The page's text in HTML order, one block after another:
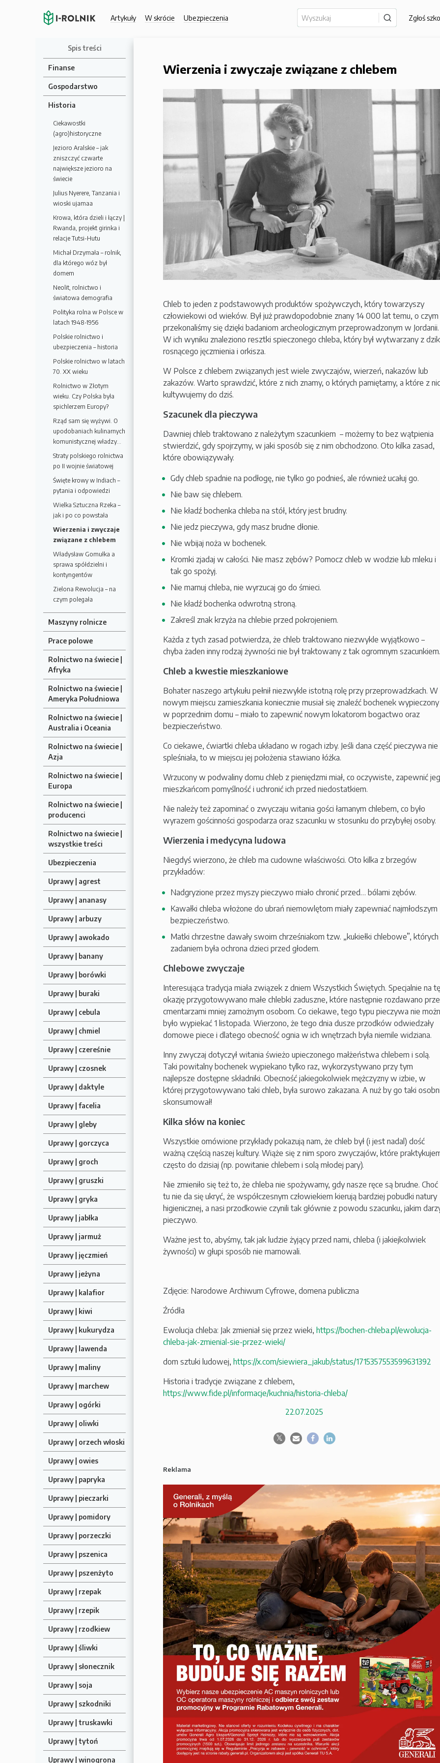
Artykuły W skrócie Ubezpieczenia Zgłoś
Spis treści
Finanse
Gospodarstwo
Historia
Ciekawostki
(agro)historyczne
Jezioro Aralskie – jak
zniszczyć czwarte
największe jezioro na
świecie
Julius Nyerere, Tanzania i
wioski ujamaa
Krowa, która dzieli i łączy |
Rwanda, projekt girinka i
relacje Tutsi-Hutu
Michał Drzymała – rolnik,
dla którego wóz był
domem
Neolit, rolnictwo i
światowa demografia
Polityka rolna w Polsce w
latach 1948-1956
Polskie rolnictwo i
ubezpieczenia – historia
Polskie rolnictwo w latach
70. XX wieku
Rolnictwo w Złotym
wieku. Czy Polska była
spichlerzem Europy?
Rząd sam się wyżywi. O
upodobaniach kulinarnych
komunistycznej władzy…
Straty polskiego rolnictwa
po II wojnie światowej
Święte krowy w Indiach –
pytania i odpowiedzi
Wielka Sztuczna Rzeka –
jak i po co powstała
Wierzenia i zwyczaje
związane z chlebem
Władysław Gomułka a
sprawa spółdzielni i
kontyngentów
Zielona Rewolucja – na
czym polegała
Maszyny rolnicze
Prace polowe
Rolnictwo na świecie |
Afryka
Rolnictwo na świecie |
Ameryka Południowa
Rolnictwo na świecie |
Australia i Oceania
Rolnictwo na świecie |
Azja
Rolnictwo na świecie |
Europa
Rolnictwo na świecie |
producenci
Rolnictwo na świecie |
wszystkie treści
Ubezpieczenia
Uprawy | agrest
Uprawy | ananasy
Uprawy | arbuzy
Uprawy | awokado
Uprawy | banany
Uprawy | borówki
Uprawy | buraki
Uprawy | cebula
Uprawy | chmiel
Uprawy | czereśnie
Uprawy | czosnek
Uprawy | daktyle
Uprawy | facelia
Uprawy | gleby
Uprawy | gorczyca
Uprawy | groch
Uprawy | gruszki
Uprawy | gryka
Uprawy | jabłka
Uprawy | jarmuż
Uprawy | jęczmień
Uprawy | jeżyna
Uprawy | kalafior
Uprawy | kiwi
Uprawy | kukurydza
Uprawy | lawenda
Uprawy | maliny
Uprawy | marchew
Uprawy | ogórki
Uprawy | oliwki
Uprawy | orzech włoski
Uprawy | owies
Uprawy | papryka
Uprawy | pieczarki
Uprawy | pomidory
Uprawy | porzeczki
Uprawy | pszenica
Uprawy | pszenżyto
Uprawy | rzepak
Uprawy | rzepik
Uprawy | rzodkiew
Uprawy | śliwki
Uprawy | słonecznik
Uprawy | soja
Uprawy | szkodniki
Uprawy | truskawki
Uprawy | tytoń
Uprawy | winogrona
Wierzenia i zwyczaje związane z chlebem
Chleb to jeden z podstawowych produktów spożywczych, który towarzyszy
człowiekowi od wieków. Był już prawdopodobnie znany 14 000 lat temu, o czym
przekonaliśmy się dzięki badaniom archeologicznym przeprowadzonym w Jordanii.
W ich wyniku znaleziono resztki spieczonego chleba, który był wytwarzany z
rosnącego jęczmienia i orkisza.
W Polsce z chlebem związanych jest wiele zwyczajów, wierzeń, nakazów lub
zakazów. Warto sprawdzić, które z nich znamy, o których pamiętamy, a które z
kultywujemy do dziś.
Szacunek dla pieczywa
Dawniej chleb traktowano z należytym szacunkiem – możemy to bez wątpienia
stwierdzić, gdy spojrzymy, w jaki sposób się z nim obchodzono. Oto kilka zasad,
które obowiązywały.
Gdy chleb spadnie na podłogę, nie tylko go podnieś, ale również ucałuj go.
Nie baw się chlebem.
Nie kładź bochenka chleba na stół, który jest brudny.
Nie jedz pieczywa, gdy masz brudne dłonie.
Nie wbijaj noża w bochenek.
Kromki zjadaj w całości. Nie masz zębów? Pomocz chleb w wodzie lub mleku i
tak go spożyj.
Nie marnuj chleba, nie wyrzucaj go do śmieci.
Nie kładź bochenka odwrotną stroną.
Zakreśl znak krzyża na chlebie przed pokrojeniem.
Każda z tych zasad potwierdza, że chleb traktowano niezwykle wyjątkowo –
chyba żaden inny rodzaj żywności nie był traktowany z tak ogromnym szacunkiem.
Chleb a kwestie mieszkaniowe
Bohater naszego artykułu pełnił niezwykle istotną rolę przy przeprowadzkach. W
nowym miejscu zamieszkania koniecznie musiał się znaleźć bochenek wypieczony
w poprzednim domu – miało to zapewnić nowym lokatorom bogactwo oraz
bezpieczeństwo.
Co ciekawe, ćwiartki chleba układano w rogach izby. Jeśli dana część pieczywa nie
spleśniała, to w miejscu jej położenia stawiano łóżka.
Wrzucony w podwaliny domu chleb z pieniędzmi miał, co oczywiste, zapewnić
mieszkańcom pomyślność i uchronić ich przed niedostatkiem.
Nie należy też zapominać o zwyczaju witania gości łamanym chlebem, co było
wyrazem gościnności gospodarza oraz szacunku w stosunku do przybyłej osoby.
Wierzenia i medycyna ludowa
Niegdyś wierzono, że chleb ma cudowne właściwości. Oto kilka z brzegów
przykładów:
Nadgryzione przez myszy pieczywo miało chronić przed… bólami zębów.
Kawałki chleba włożone do ubrań niemowlętom miały zapewniać najmłodszym
bezpieczeństwo.
Matki chrzestne dawały swoim chrześniakom tzw. „kukiełki chlebowe”, których
zadaniem była ochrona dzieci przed głodem.
Chlebowe zwyczaje
Interesująca tradycja miała związek z dniem Wszystkich Świętych. Specjalnie na tę
okazję przygotowywano małe chlebki zaduszne, które następnie rozdawano
cmentarzami mniej zamożnym osobom. Co ciekawe, tego typu pieczywa nie
było wypiekać 1 listopada. Wierzono, że tego dnia dusze przodków odwiedzały
domowe piece i dlatego obecność ognia w ich wnętrzach była niemile widziana.
Inny zwyczaj dotyczył witania świeżo upieczonego małżeństwa chlebem i solą.
Taki powitalny bochenek wypiekano tylko raz, wykorzystywano przy tym
najlepsze dostępne składniki. Obecność jakiegokolwiek mężczyzny w izbie, w
której przygotowywano taki chleb, była surowo zakazana. A nuż by go taki
skonsumował!
Kilka słów na koniec
Wszystkie omówione przykłady pokazują nam, że chleb był (i jest nadal) dość
ważną częścią naszej kultury. Wiąże się z nim sporo zwyczajów, które
często do dzisiaj (np. powitanie chlebem i solą młodej pary).
Nie zmieniło się też to, że chleba nie spożywamy, gdy nasze ręce są brudne. Choć
tu nie da się ukryć, że współczesnym człowiekiem kierują bardziej pobudki natury
higienicznej, a nasi przodkowie czynili tak głównie z powodu szacunku, jakim
pieczywo.
Ważne jest to, abyśmy, tak jak ludzie żyjący przed nami, chleba (i jakiejkolwiek
żywności) w głupi sposób nie marnowali.
Zdjęcie: Narodowe Archiwum Cyfrowe, domena publiczna
Źródła
Ewolucja chleba: Jak zmieniał się przez wieki, https://bochen-chleba.pl/ewolucja-
chleba-jak-zmienial-sie-przez-wieki/
dom sztuki ludowej, https://x.com/siewiera_jakub/status/1715357553599631392
Historia i tradycje związane z chlebem,
https://www.fide.pl/informacje/kuchnia/historia-chleba/
22.07.2025
Reklama